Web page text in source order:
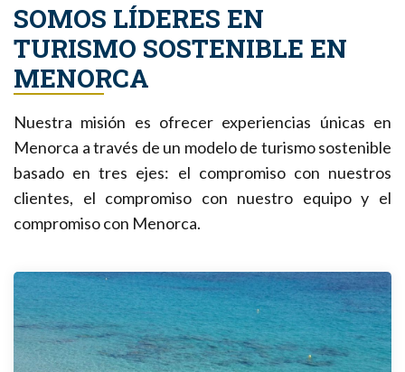
SOMOS LÍDERES EN
TURISMO SOSTENIBLE EN
MENORCA
Nuestra misión es ofrecer experiencias únicas en
Menorca a través de un modelo de turismo sostenible
basado en tres ejes: el compromiso con nuestros
clientes, el compromiso con nuestro equipo y el
compromiso con Menorca.